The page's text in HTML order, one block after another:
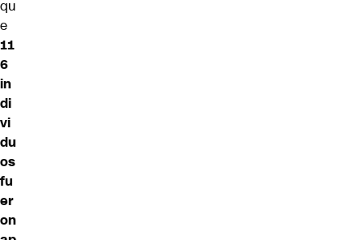
qu
e
11
6
in
di
vi
du
os
fu
er
on